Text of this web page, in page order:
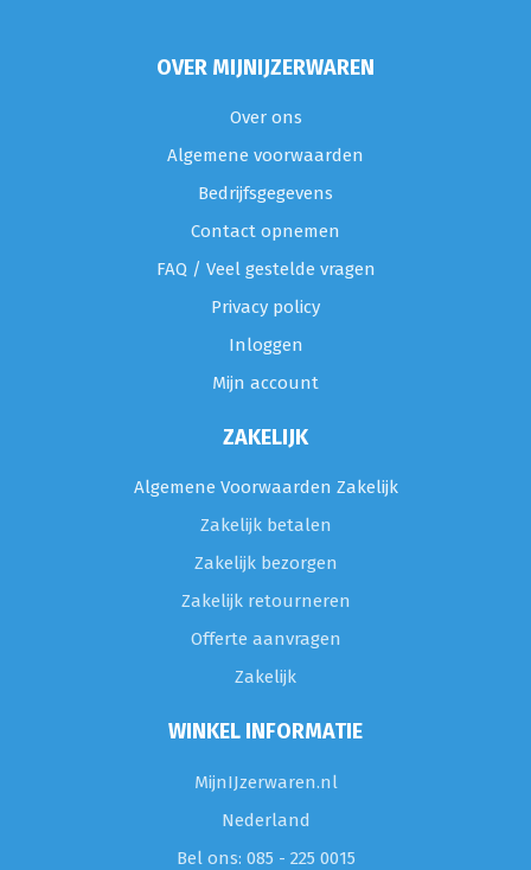
OVER MIJNIJZERWAREN
Over ons
Algemene voorwaarden
Bedrijfsgegevens
Contact opnemen
FAQ / Veel gestelde vragen
Privacy policy
Inloggen
Mijn account
ZAKELIJK
Algemene Voorwaarden Zakelijk
Zakelijk betalen
Zakelijk bezorgen
Zakelijk retourneren
Offerte aanvragen
Zakelijk
WINKEL INFORMATIE
MijnIJzerwaren.nl
Nederland
Bel ons: 085 - 225 0015